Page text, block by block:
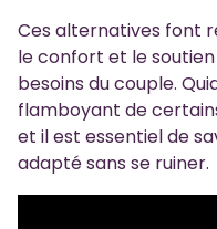
Ces alternatives font
le confort et le
besoins du couple.
flamboyant de
et il est essentiel de
adapté sans se ruiner.